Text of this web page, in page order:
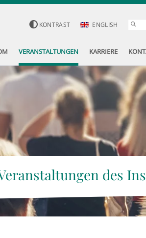
KONTRAST ENGLISH
VERANSTALTUNGEN KARRIERE
des